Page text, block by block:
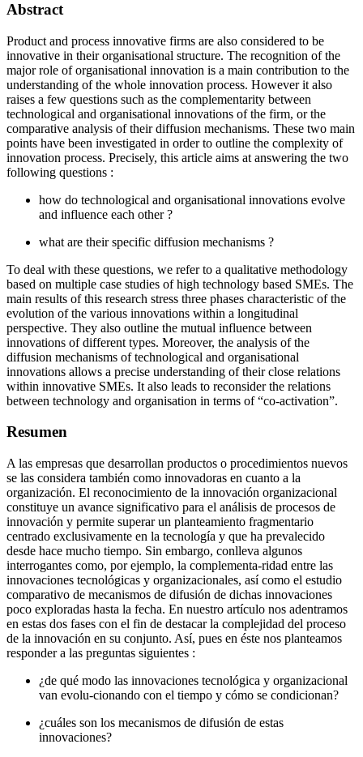
Abstract
Product and process innovative firms are also considered to be
innovative in their organisational structure. The recognition of the
major role of organisational innovation is a main contribution to the
understanding of the whole innovation process. However it also
raises a few questions such as the complementarity between
technological and organisational innovations of the firm, or the
comparative analysis of their diffusion mechanisms. These two main
points have been investigated in order to outline the complexity of
innovation process. Precisely, this article aims at answering the two
following questions :
how do technological and organisational innovations evolve
and influence each other ?
what are their specific diffusion mechanisms ?
To deal with these questions, we refer to a qualitative methodology
based on multiple case studies of high technology based SMEs. The
main results of this research stress three phases characteristic of the
evolution of the various innovations within a longitudinal
perspective. They also outline the mutual influence between
innovations of different types. Moreover, the analysis of the
diffusion mechanisms of technological and organisational
innovations allows a precise understanding of their close relations
within innovative SMEs. It also leads to reconsider the relations
between technology and organisation in terms of “co-activation”.
Resumen
A las empresas que desarrollan productos o procedimientos nuevos
se las considera también como innovadoras en cuanto a la
organización. El reconocimiento de la innovación organizacional
constituye un avance significativo para el análisis de procesos de
innovación y permite superar un planteamiento fragmentario
centrado exclusivamente en la tecnología y que ha prevalecido
desde hace mucho tiempo. Sin embargo, conlleva algunos
interrogantes como, por ejemplo, la complementa-ridad entre las
innovaciones tecnológicas y organizacionales, así como el estudio
comparativo de mecanismos de difusión de dichas innovaciones
poco exploradas hasta la fecha. En nuestro artículo nos adentramos
en estas dos fases con el fin de destacar la complejidad del proceso
de la innovación en su conjunto. Así, pues en éste nos planteamos
responder a las preguntas siguientes :
¿de qué modo las innovaciones tecnológica y organizacional
van evolu-cionando con el tiempo y cómo se condicionan?
¿cuáles son los mecanismos de difusión de estas
innovaciones?